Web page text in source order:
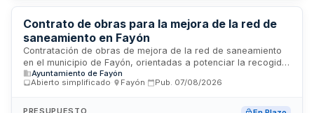
Contrato de obras para la mejora de la red de
saneamiento en Fayón
Contratación de obras de mejora de la red de saneamiento
en el municipio de Fayón, orientadas a potenciar la recogida
de aguas pluviales en dos tramos del núcleo urbano
mediante la instalación de una red separativa de pluviales. El
procedimiento abierto simplificado, seleccionando la oferta
Ayuntamiento de Fayón
Abierto simplificado
Fayón Pub. 07/08/2026
PRESUPUESTO